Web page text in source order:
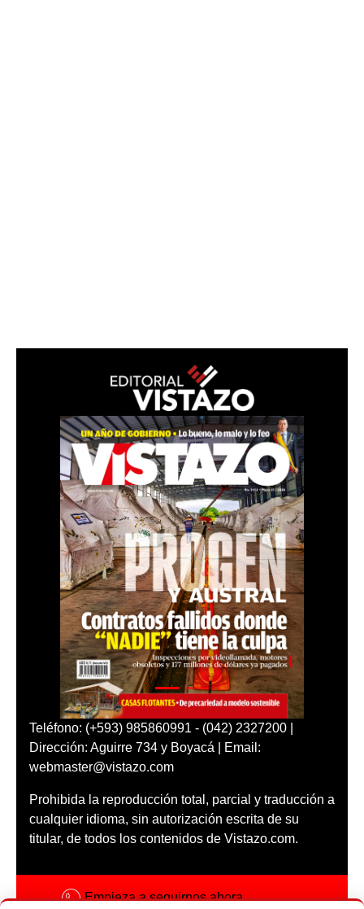
Teléfono: (+593) 985860991 - (042) 2327200 |
Dirección: Aguirre 734 y Boyacá | Email:
webmaster@vistazo.com
Prohibida la reproducción total, parcial y traducción a
cualquier idioma, sin autorización escrita de su
titular, de todos los contenidos de Vistazo.com.
Empieza a seguirnos ahora